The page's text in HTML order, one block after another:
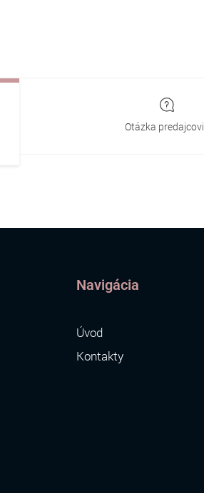
Otázka
Navigácia
Úvod
Kontakty